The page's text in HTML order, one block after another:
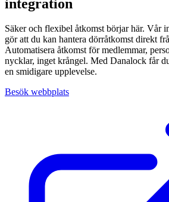
integration
Säker och flexibel åtkomst börjar här. Vår
gör att du kan hantera dörråtkomst direkt
Automatisera åtkomst för medlemmar,
nycklar, inget krångel. Med Danalock får
en smidigare upplevelse.
Besök webbplats